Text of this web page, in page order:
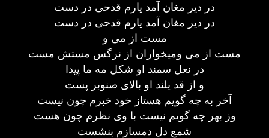
در دیر مغان آمد یارم قدحی در دست
در دیر مغان آمد یارم قدحی در دست
مست از می و
مست از می ومیخواران از نرگس مستش مست
در نعل سمند او شکل مه ما پیدا
و از قد یلند او بالای صنوبر پست
آخر به چه گویم هستاز خود خبرم چون نیست
وز بهر چه گویم نیست با وی نظرم چون هست
شمع دل دمسازم بنشست